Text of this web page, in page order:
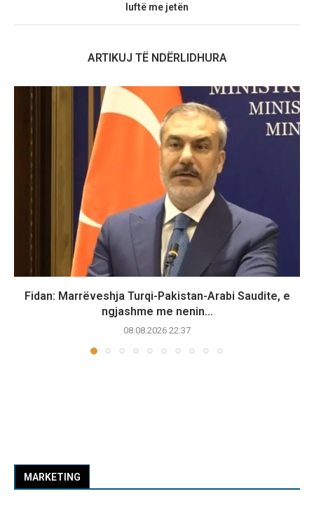
luftë me jetën
ARTIKUJ TË NDËRLIDHURA
Fidan: Marrëveshja Turqi-Pakistan-Arabi Saudite, e
ngjashme me nenin...
08.08.2026 22:37
MARKETING